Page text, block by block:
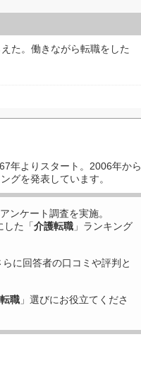
た。働きながら転職をした
年よりスタート。2006年から
グを発表しています。
ンケート調査を実施。
した「介護転職 」ランキング
らに回答者の口コミや評判と
職 」選びにお役立てくださ